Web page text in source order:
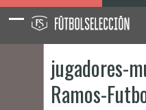
jugadores-
Ramos-